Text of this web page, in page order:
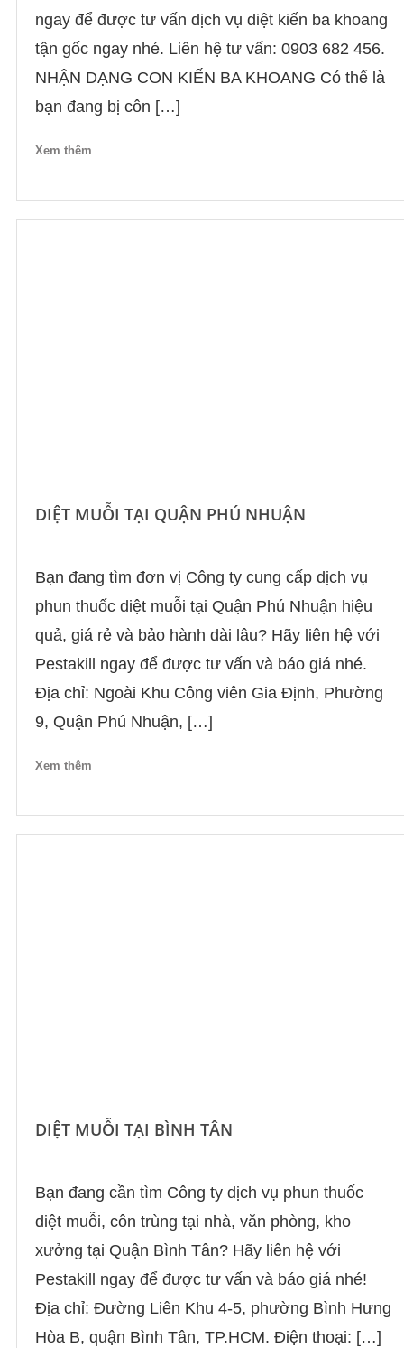
ngay để được tư vấn dịch vụ diệt kiến ba khoang
tận gốc ngay nhé. Liên hệ tư vấn: 0903 682 456.
NHẬN DẠNG CON KIẾN BA KHOANG Có thể là
bạn đang bị côn […]
Xem thêm
DIỆT MUỖI TẠI QUẬN PHÚ NHUẬN
Bạn đang tìm đơn vị Công ty cung cấp dịch vụ
phun thuốc diệt muỗi tại Quận Phú Nhuận hiệu
quả, giá rẻ và bảo hành dài lâu? Hãy liên hệ với
Pestakill ngay để được tư vấn và báo giá nhé.
Địa chỉ: Ngoài Khu Công viên Gia Định, Phường
9, Quận Phú Nhuận, […]
Xem thêm
DIỆT MUỖI TẠI BÌNH TÂN
Bạn đang cần tìm Công ty dịch vụ phun thuốc
diệt muỗi, côn trùng tại nhà, văn phòng, kho
xưởng tại Quận Bình Tân? Hãy liên hệ với
Pestakill ngay để được tư vấn và báo giá nhé!
Địa chỉ: Đường Liên Khu 4-5, phường Bình Hưng
Hòa B, quận Bình Tân, TP.HCM. Điện thoại: […]